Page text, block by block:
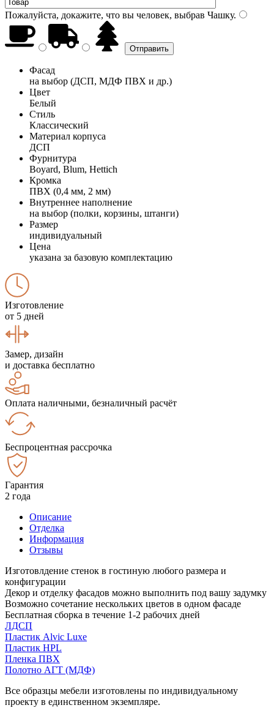
Пожалуйста, докажите, что вы человек, выбрав Чашку.
Фасад
на выбор (ДСП, МДФ ПВХ и др.)
Цвет
Белый
Стиль
Классический
Материал корпуса
ДСП
Фурнитура
Boyard, Blum, Hettich
Кромка
ПВХ (0,4 мм, 2 мм)
Внутреннее наполнение
на выбор (полки, корзины, штанги)
Размер
индивидуальный
Цена
указана за базовую комплектацию
Изготовление
от 5 дней
Замер, дизайн
и доставка бесплатно
Оплата наличными, безналичный расчёт
Беспроцентная рассрочка
Гарантия
2 года
Описание
Отделка
Информация
Отзывы
Изготовлдение стенок в гостиную любого размера и
конфигурации
Декор и отделку фасадов можно выполнить под вашу задумку
Возможно сочетание нескольких цветов в одном фасаде
Бесплатная сборка в течение 1-2 рабочих дней
ЛДСП
Пластик Alvic Luxe
Пластик HPL
Пленка ПВХ
Полотно АГТ (МДФ)
Все образцы мебели изготовлены по индивидуальному
проекту в единственном экземпляре.